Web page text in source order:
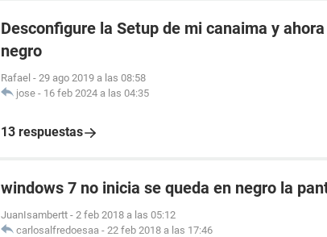
Desconfigure la Setup de mi canaima y
negro
Rafael - 29 ago 2019 a las 08:58
jose - 16 feb 2024 a las 04:35
13 respuestas
windows 7 no inicia se queda en negro la
JuanIsambertt - 2 feb 2018 a las 05:12
carlosalfredoesaa - 22 feb 2018 a las 17:46